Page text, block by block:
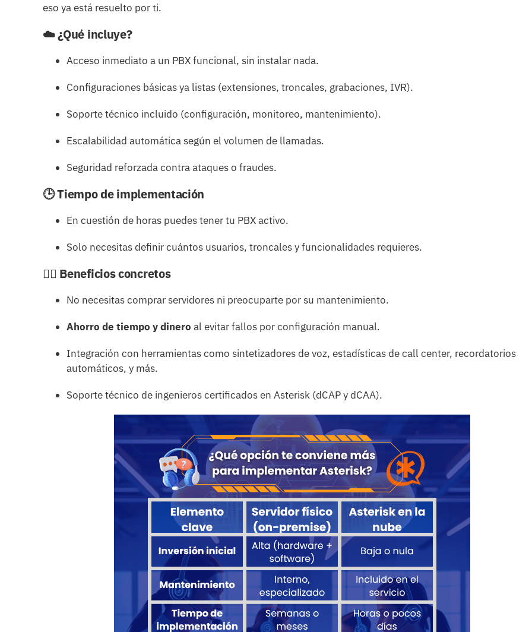
eso ya está resuelto por ti.
☁️ ¿Qué incluye?
Acceso inmediato a un PBX funcional, sin instalar nada.
Configuraciones básicas ya listas (extensiones, troncales, grabaciones, IVR).
Soporte técnico incluido (configuración, monitoreo, mantenimiento).
Escalabilidad automática según el volumen de llamadas.
Seguridad reforzada contra ataques o fraudes.
🕒 Tiempo de implementación
En cuestión de horas puedes tener tu PBX activo.
Solo necesitas definir cuántos usuarios, troncales y funcionalidades requieres.
🧘‍♀️ Beneficios concretos
No necesitas comprar servidores ni preocuparte por su mantenimiento.
Ahorro de tiempo y dinero al evitar fallos por configuración manual.
Integración con herramientas como sintetizadores de voz, estadísticas de call center, recordatorios
automáticos, y más.
Soporte técnico de ingenieros certificados en Asterisk (dCAP y dCAA).